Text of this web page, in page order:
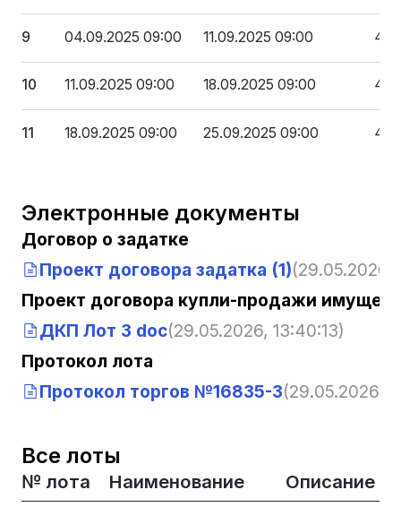
9 04.09.2025 09:00 11.09.2025 09:00
10 11.09.2025 09:00 18.09.2025 09:00
11 18.09.2025 09:00 25.09.2025 09:00
Электронные документы
Договор о задатке
Проект договора задатка (1)(29.05.2026,
Проект договора купли-продажи
ДКП Лот 3 doc(29.05.2026, 13:40:13)
Протокол лота
Протокол торгов №16835-3(29.05.2026,
Все лоты
№ лота Наименование Описание